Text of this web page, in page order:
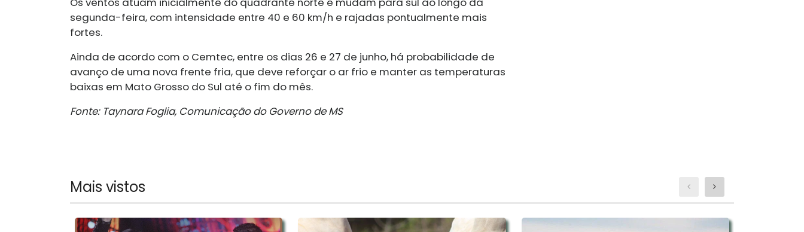
segunda-feira, com intensidade entre 40 e 60 km/h e rajadas pontualmente mais
fortes.
Ainda de acordo com o Cemtec, entre os dias 26 e 27 de junho, há probabilidade de
avanço de uma nova frente fria, que deve reforçar o ar frio e manter as temperaturas
baixas em Mato Grosso do Sul até o fim do mês.
Fonte: Taynara Foglia, Comunicação do Governo de MS
Mais vistos